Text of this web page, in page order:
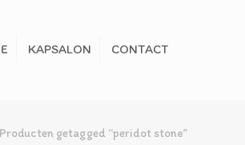
KAPSALON CONTACT
Producten getagged “peridot stone”